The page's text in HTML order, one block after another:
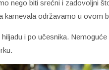
nego biti srećni i zadovoljni
karnevala održavamo u ovom
i po učesnika.